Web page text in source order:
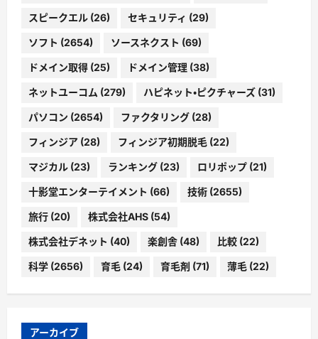
スピークエル (26) セキュリティ (29)
ソフト (2654) ソースネクスト (69)
ドメイン取得 (25) ドメイン管理 (38)
ネットユーコム (279) ハピネット・ピクチャーズ (31)
パソコン (2654) ファクタリング (28)
フィンジア (28) フィンジア初期脱毛 (22)
マジカル (23) ランキング (23) ロリポップ (21)
十影堂エンターテイメント (66) 技術 (2655)
旅行 (20) 株式会社AHS (54)
株式会社デネット (40) 楽創舎 (48) 比較 (22)
科学 (2656) 育毛 (24) 育毛剤 (71) 薄毛 (22)
アーカイブ